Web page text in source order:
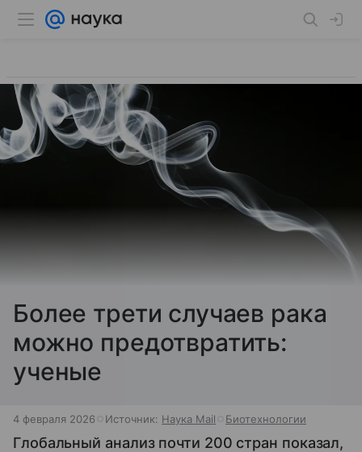
Более трети случаев рака
можно предотвратить:
ученые
4 февраля 2026 Источник: Наука Mail Биотехнологии
Глобальный анализ почти 200 стран показал,